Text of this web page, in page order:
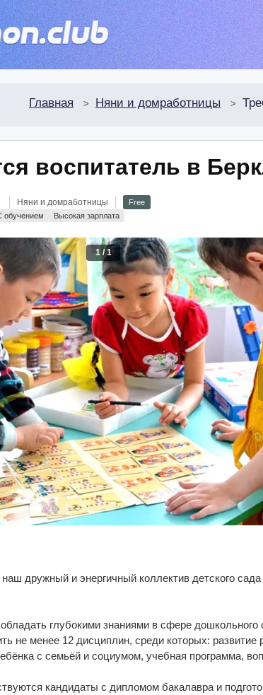
Главная > Няни и домработницы >
воспитатель в
Няни и домработницы
Free
обучением Высокая зарплата
1/1
дружный и энергичный коллектив детского сада
глубокими знаниями в сфере
не менее 12 дисциплин, среди которых: развитие
с семьёй и социумом, учебная программа,
кандидаты с дипломом бакалавра и